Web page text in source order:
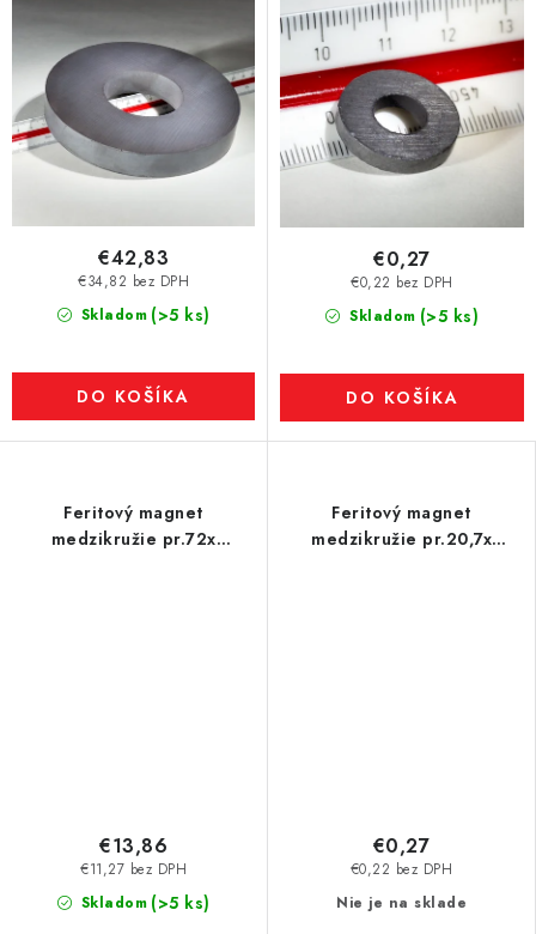
Skladom (>5 ks)
€34,82 bez DPH
€42,83
DO KOŠÍKA
Skladom (>5 ks)
€0,22 bez DPH
€0,27
DO KOŠÍKA
Feritový magnet
medzikružie pr.72x
Skladom (>5 ks)
€11,27 bez DPH
€13,86
Feritový magnet
medzikružie pr.20,7x
Nie je na sklade
€0,22 bez DPH
€0,27